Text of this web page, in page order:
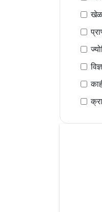
खेळ